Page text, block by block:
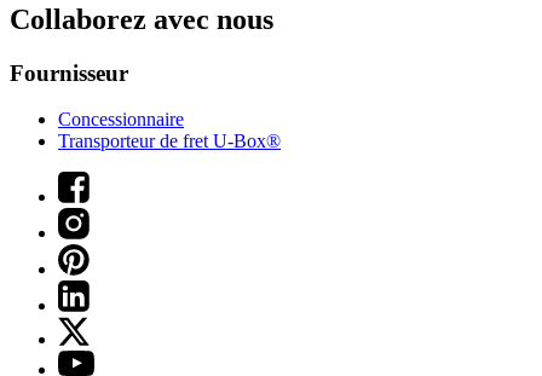
Collaborez avec nous
Fournisseur
Concessionnaire
Transporteur de fret U-Box®